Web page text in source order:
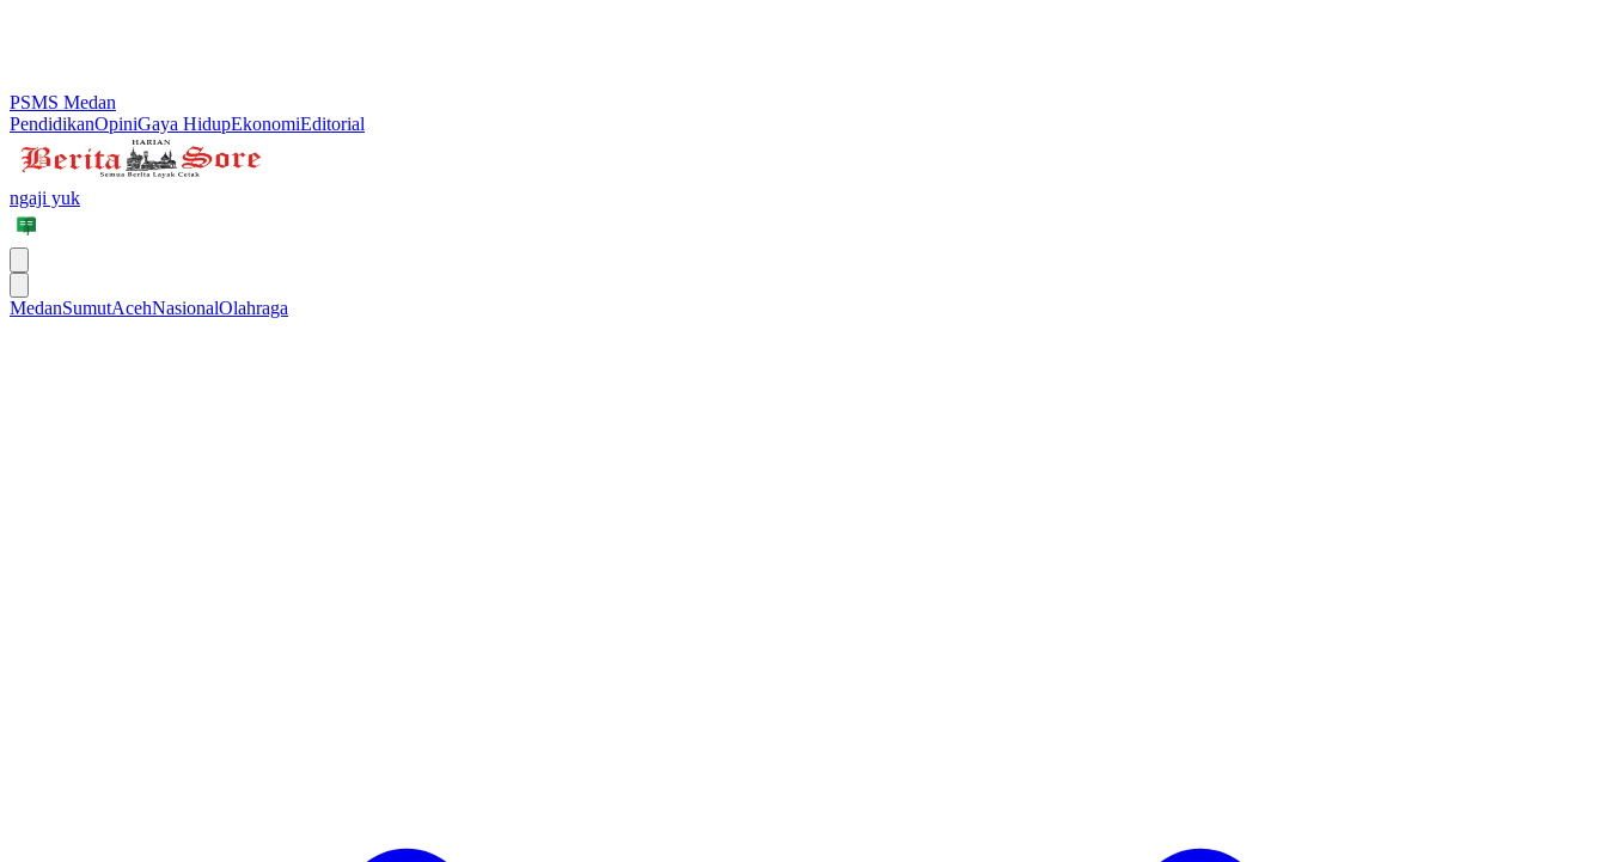
PSMS Medan
PendidikanOpiniGaya HidupEkonomiEditorial
ngaji yuk
MedanSumutAcehNasionalOlahraga